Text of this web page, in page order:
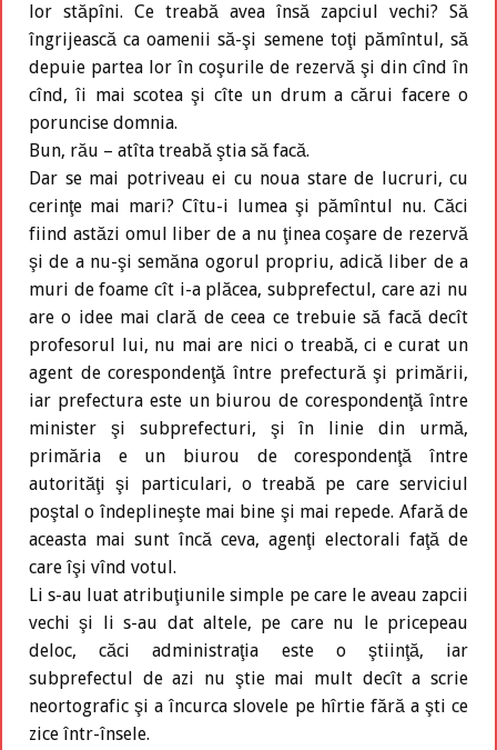
lor stăpîni. Ce treabă avea însă zapciul vechi? Să
îngrijească ca oamenii să-şi semene toţi pămîntul, să
depuie partea lor în coşurile de rezervă şi din cînd în
cînd, îi mai scotea şi cîte un drum a cărui facere o
poruncise domnia.
Bun, rău – atîta treabă ştia să facă.
Dar se mai potriveau ei cu noua stare de lucruri, cu
cerinţe mai mari? Cîtu-i lumea şi pămîntul nu. Căci
fiind astăzi omul liber de a nu ţinea coşare de rezervă
şi de a nu-şi semăna ogorul propriu, adică liber de a
muri de foame cît i-a plăcea, subprefectul, care azi nu
are o idee mai clară de ceea ce trebuie să facă decît
profesorul lui, nu mai are nici o treabă, ci e curat un
agent de corespondenţă între prefectură şi primării,
iar prefectura este un biurou de corespondenţă între
minister şi subprefecturi, şi în linie din urmă,
primăria e un biurou de corespondenţă între
autorităţi şi particulari, o treabă pe care serviciul
poştal o îndeplineşte mai bine şi mai repede. Afară de
aceasta mai sunt încă ceva, agenţi electorali faţă de
care îşi vînd votul.
Li s-au luat atribuţiunile simple pe care le aveau zapcii
vechi şi li s-au dat altele, pe care nu le pricepeau
deloc, căci administraţia este o ştiinţă, iar
subprefectul de azi nu ştie mai mult decît a scrie
neortografic şi a încurca slovele pe hîrtie fără a şti ce
zice într-însele.